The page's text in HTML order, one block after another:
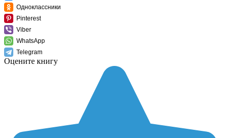
Одноклассники
Pinterest
Viber
WhatsApp
Telegram
Оцените книгу